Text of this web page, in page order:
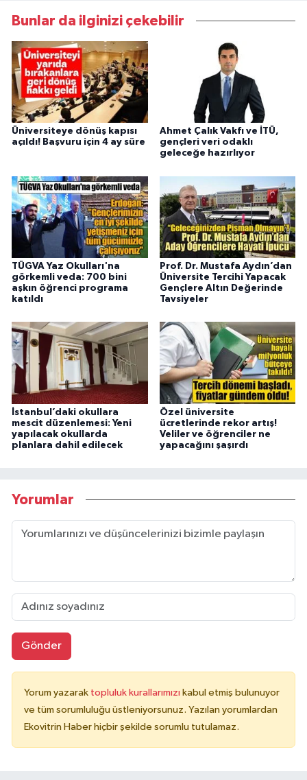
Bunlar da ilginizi çekebilir
Üniversiteye dönüş kapısı
açıldı! Başvuru için 4 ay süre
Ahmet Çalık Vakfı ve İTÜ,
gençleri veri odaklı
geleceğe hazırlıyor
TÜGVA Yaz Okulları'na
görkemli veda: 700 bini
aşkın öğrenci programa
katıldı
Prof. Dr. Mustafa Aydın’dan
Üniversite Tercihi Yapacak
Gençlere Altın Değerinde
Tavsiyeler
İstanbul’daki okullara
mescit düzenlemesi: Yeni
yapılacak okullarda
planlara dahil edilecek
Özel üniversite
ücretlerinde rekor artış!
Veliler ve öğrenciler ne
yapacağını şaşırdı
Yorumlar
Gönder
Yorum yazarak topluluk kurallarımızı kabul etmiş bulunuyor
ve tüm sorumluluğu üstleniyorsunuz. Yazılan yorumlardan
Ekovitrin Haber hiçbir şekilde sorumlu tutulamaz.